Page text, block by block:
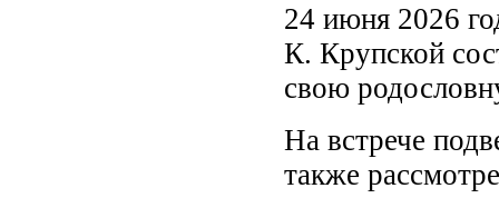
24 июня 2026
К. Крупской
свою
На встрече
также